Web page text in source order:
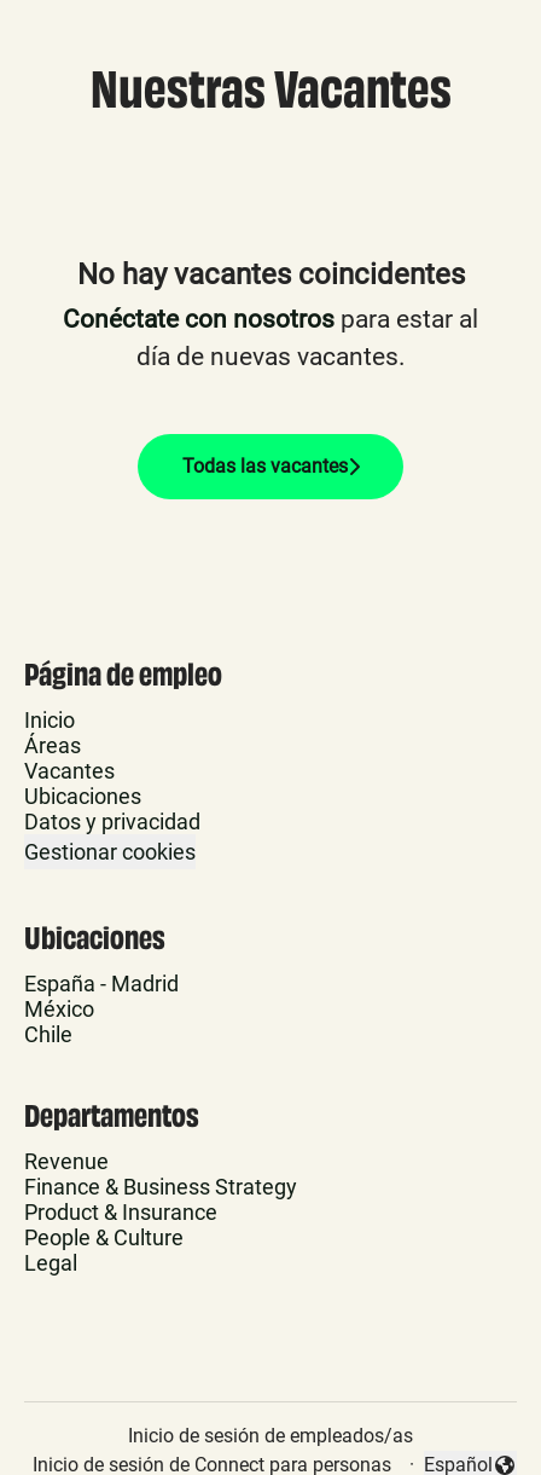
Nuestras Vacantes
No hay vacantes coincidentes
Conéctate con nosotros para estar al
día de nuevas vacantes.
Todas las vacantes
Página de empleo
Inicio
Áreas
Vacantes
Ubicaciones
Datos y privacidad
Gestionar cookies
Ubicaciones
España - Madrid
México
Chile
Departamentos
Revenue
Finance & Business Strategy
Product & Insurance
People & Culture
Legal
Inicio de sesión de empleados/as
Inicio de sesión de Connect para personas
· Español